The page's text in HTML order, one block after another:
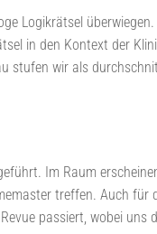
Logikrätsel
in den Kontext der
stufen wir als
Im Raum
treffen. Auch für
passiert, wobei uns